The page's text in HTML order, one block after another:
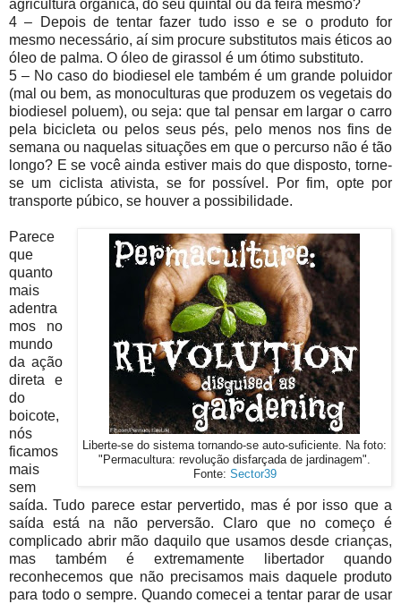
agricultura orgânica, do seu quintal ou da feira mesmo?
4 – Depois de tentar fazer tudo isso e se o produto for
mesmo necessário, aí sim procure substitutos mais éticos ao
óleo de palma. O óleo de girassol é um ótimo substituto.
5 – No caso do biodiesel ele também é um grande poluidor
(mal ou bem, as monoculturas que produzem os vegetais do
biodiesel poluem), ou seja: que tal pensar em largar o carro
pela bicicleta ou pelos seus pés, pelo menos nos fins de
semana ou naquelas situações em que o percurso não é tão
longo? E se você ainda estiver mais do que disposto, torne-
se um ciclista ativista, se for possível. Por fim, opte por
transporte púbico, se houver a possibilidade.
Liberte-se do sistema tornando-se auto-suficiente. Na foto:
"Permacultura: revolução disfarçada de jardinagem".
Fonte: Sector39
Parece
que
quanto
mais
adentra
mos no
mundo
da ação
direta e
do
boicote,
nós
ficamos
mais
sem
saída. Tudo parece estar pervertido, mas é por isso que a
saída está na não perversão. Claro que no começo é
complicado abrir mão daquilo que usamos desde crianças,
mas também é extremamente libertador quando
reconhecemos que não precisamos mais daquele produto
para todo o sempre. Quando comecei a tentar parar de usar